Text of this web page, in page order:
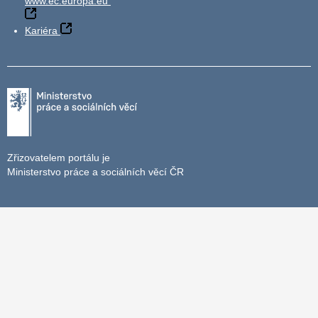
Kariéra
Zřizovatelem portálu je
Ministerstvo práce a sociálních věcí ČR